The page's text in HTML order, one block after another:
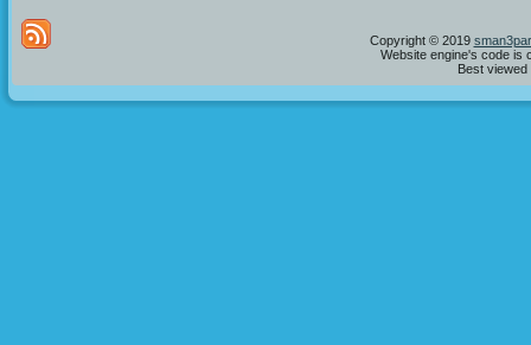
Copyright © 2019
Website engine's code is
Best